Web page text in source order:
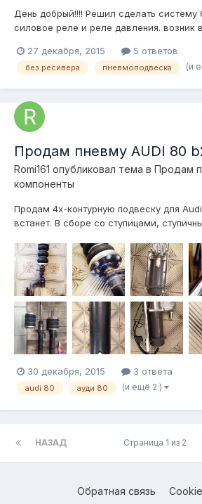
День добрый!!!! Решил сделать систему
силовое реле и реле давления. возник
не открыл клапан, или два сразу,
27 декабря, 2015 5 ответов
без ресивера пневмоподвеска (и
Продам пневму AUDI 80
Romi161 опубликовал тема в Продам
компоненты
Продам 4х-контурную подвеску для
встанет. В сборе со ступицами,
пневмы). Подушки рубена, компрессор
6/8, клапана ГБО, манометры камаз 2х
китайский манометр общего давлен...
30 декабря, 2015 3 ответа
audi 80 ауди 80 (и ещё 2 )
НАЗАД Страница 1 из 2
Обратная связь